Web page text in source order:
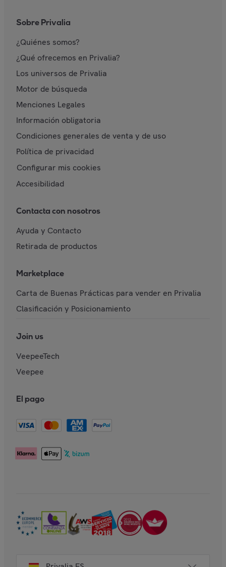
Sobre Privalia
¿Quiénes somos?
¿Qué ofrecemos en Privalia?
Los universos de Privalia
Motor de búsqueda
Menciones Legales
Información obligatoria
Condiciones generales de venta y de uso
Política de privacidad
Configurar mis cookies
Accesibilidad
Contacta con nosotros
Ayuda y Contacto
Retirada de productos
Marketplace
Carta de Buenas Prácticas para vender en Privalia
Clasificación y Posicionamiento
Join us
VeepeeTech
Veepee
El pago